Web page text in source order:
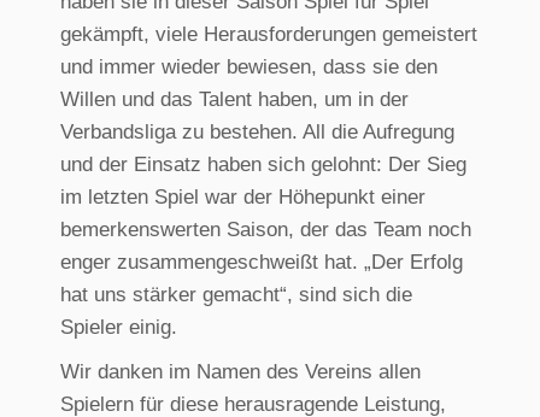
gekämpft, viele Herausforderungen gemeistert
und immer wieder bewiesen, dass sie den
Willen und das Talent haben, um in der
Verbandsliga zu bestehen. All die Aufregung
und der Einsatz haben sich gelohnt: Der Sieg
im letzten Spiel war der Höhepunkt einer
bemerkenswerten Saison, der das Team noch
enger zusammengeschweißt hat. „Der Erfolg
hat uns stärker gemacht“, sind sich die
Spieler einig.
Wir danken im Namen des Vereins allen
Spielern für diese herausragende Leistung,